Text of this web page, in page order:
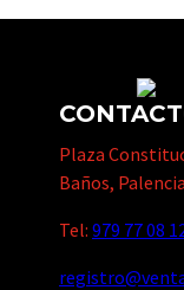
Plaza
Baños,
Tel: 979 77 08